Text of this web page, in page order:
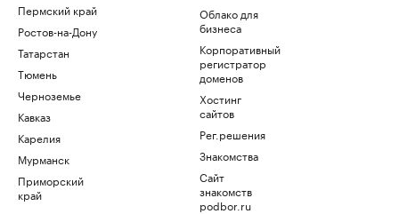
Пермский край
Ростов-на-Дону
Татарстан
Тюмень
Черноземье
Кавказ
Карелия
Мурманск
Приморский
край
Облако для
бизнеса
Корпоративный
регистратор
доменов
Хостинг
сайтов
Рег.решения
Знакомства
Сайт
знакомств
podbor.ru